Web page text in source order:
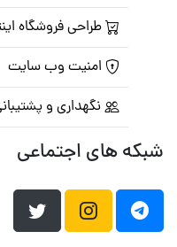
طراحی فروشگاه
امنیت وب سایت
نگهداری و
شبکه های اجتماعی